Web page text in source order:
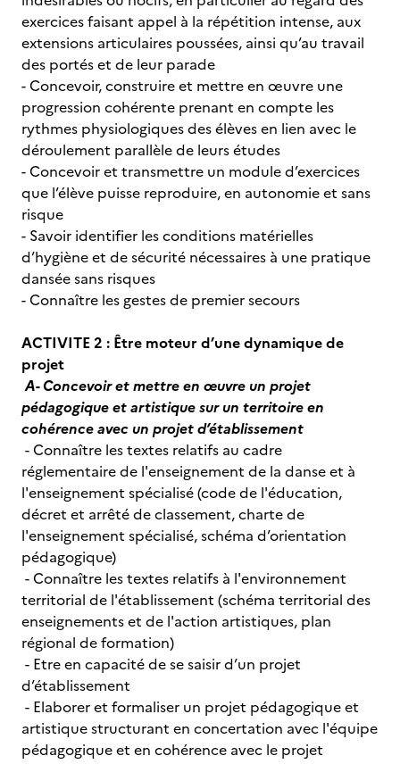
exercices faisant appel à la répétition intense, aux
extensions articulaires poussées, ainsi qu’au travail
des portés et de leur parade
- Concevoir, construire et mettre en œuvre une
progression cohérente prenant en compte les
rythmes physiologiques des élèves en lien avec le
déroulement parallèle de leurs études
- Concevoir et transmettre un module d’exercices
que l’élève puisse reproduire, en autonomie et sans
risque
- Savoir identifier les conditions matérielles
d’hygiène et de sécurité nécessaires à une pratique
dansée sans risques
- Connaître les gestes de premier secours
ACTIVITE 2 : Être moteur d’une dynamique de
projet
A- Concevoir et mettre en œuvre un projet
pédagogique et artistique sur un territoire en
cohérence avec un projet d’établissement
- Connaître les textes relatifs au cadre
réglementaire de l'enseignement de la danse et à
l'enseignement spécialisé (code de l'éducation,
décret et arrêté de classement, charte de
l'enseignement spécialisé, schéma d’orientation
pédagogique)
- Connaître les textes relatifs à l'environnement
territorial de l'établissement (schéma territorial des
enseignements et de l'action artistiques, plan
régional de formation)
- Etre en capacité de se saisir d’un projet
d’établissement
- Elaborer et formaliser un projet pédagogique et
artistique structurant en concertation avec l'équipe
pédagogique et en cohérence avec le projet